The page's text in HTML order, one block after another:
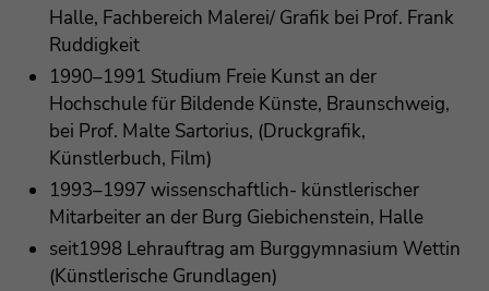
Halle, Fachbereich Malerei/ Grafik bei Prof. Frank
Ruddigkeit
1990–1991 Studium Freie Kunst an der
Hochschule für Bildende Künste, Braunschweig,
bei Prof. Malte Sartorius, (Druckgrafik,
Künstlerbuch, Film)
1993–1997 wissenschaftlich- künstlerischer
Mitarbeiter an der Burg Giebichenstein, Halle
seit1998 Lehrauftrag am Burggymnasium Wettin
(Künstlerische Grundlagen)